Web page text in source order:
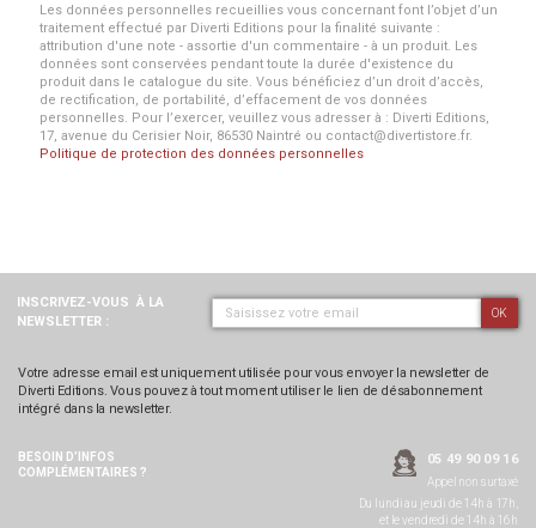
Les données personnelles recueillies vous concernant font l’objet d’un
traitement effectué par Diverti Editions pour la finalité suivante :
attribution d'une note - assortie d'un commentaire - à un produit. Les
données sont conservées pendant toute la durée d'existence du
produit dans le catalogue du site. Vous bénéficiez d’un droit d’accès,
de rectification, de portabilité, d’effacement de vos données
personnelles. Pour l’exercer, veuillez vous adresser à : Diverti Editions,
17, avenue du Cerisier Noir, 86530 Naintré ou contact@divertistore.fr.
Politique de protection des données personnelles
INSCRIVEZ-VOUS À LA
NEWSLETTER :
OK
Votre adresse email est uniquement utilisée pour vous envoyer la newsletter de
Diverti Editions. Vous pouvez à tout moment utiliser le lien de désabonnement
intégré dans la newsletter.
BESOIN D’INFOS
COMPLÉMENTAIRES ?
05 49 90 09 16
Appel non surtaxé
Du lundi au jeudi de 14h à 17h,
et le vendredi de 14h à 16h